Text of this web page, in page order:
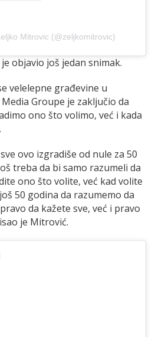
Mitrovic (@zeljkomitrovic)
objavio još jedan snimak.
velelepne građevine u
Groupe je zaključio da
ono što volimo, već i kada
ovo izgradiše od nule za 50
treba da bi samo razumeli da
ono što volite, već kad volite
50 godina da razumemo da
da kažete sve, već i pravo
je Mitrović.